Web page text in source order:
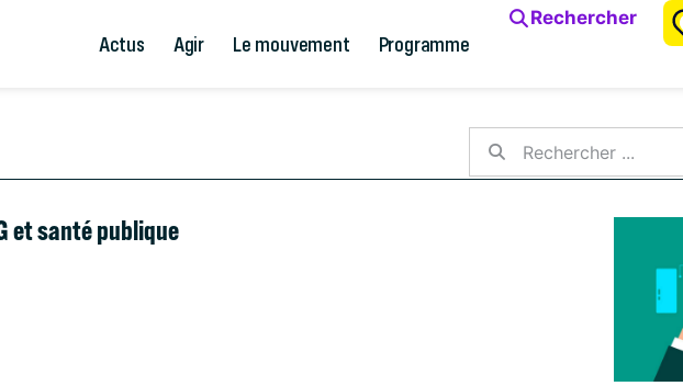
Actus Agir Le mouvement Programme
Rechercher
et santé publique